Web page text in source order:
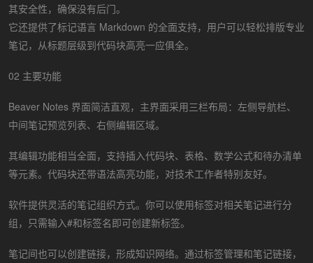
其安全性，确保没有后门。
它还提供了标记语言 Markdown 的全面支持，用户可以轻松排版专业
笔记，从标题层级到代码块高亮一应俱全。
02 主要功能
Beaver Notes 界面简洁直观，主界面采用三栏布局：左侧导航栏、
中间笔记预览列表、右侧编辑区域。
其编辑功能相当全面，支持插入代码块、表格、数学公式和待办清单
等元素。代码块还带语法高亮功能，对技术工作者特别友好。
软件提供灵活的笔记组织方式。你可以使用标签对相关笔记进行分
组，只需输入#和标签名即可创建新标签。
笔记间也可以创建链接，形成知识网络。通过标签管理和笔记链接，